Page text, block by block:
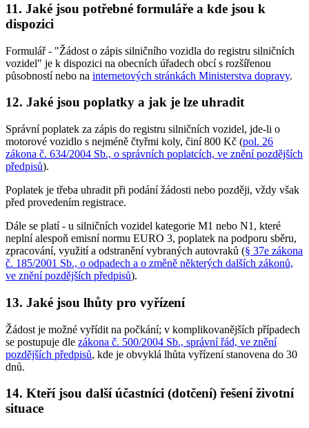
11. Jaké jsou potřebné formuláře a kde jsou k
dispozici
Formulář - "Žádost o zápis silničního vozidla do registru silničních
vozidel" je k dispozici na obecních úřadech obcí s rozšířenou
působností nebo na internetových stránkách Ministerstva dopravy.
12. Jaké jsou poplatky a jak je lze uhradit
Správní poplatek za zápis do registru silničních vozidel, jde-li o
motorové vozidlo s nejméně čtyřmi koly, činí 800 Kč (pol. 26
zákona č. 634/2004 Sb., o správních poplatcích, ve znění pozdějších
předpisů).
Poplatek je třeba uhradit při podání žádosti nebo později, vždy však
před provedením registrace.
Dále se platí - u silničních vozidel kategorie M1 nebo N1, které
neplní alespoň emisní normu EURO 3, poplatek na podporu sběru,
zpracování, využití a odstranění vybraných autovraků (§ 37e zákona
č. 185/2001 Sb., o odpadech a o změně některých dalších zákonů,
ve znění pozdějších předpisů).
13. Jaké jsou lhůty pro vyřízení
Žádost je možné vyřídit na počkání; v komplikovanějších případech
se postupuje dle zákona č. 500/2004 Sb., správní řád, ve znění
pozdějších předpisů, kde je obvyklá lhůta vyřízení stanovena do 30
dnů.
14. Kteří jsou další účastníci (dotčení) řešení životní
situace